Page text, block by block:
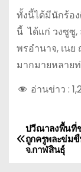
ทั้งนี้ได้มีนักร้อ
นี้ ได้แก่ วงซูซู,
พรอำนาจ, เน
มากมายหลาย
อ่านข่าว :
แ
น
ปวีณาลงพื้นที่
ถูกครูพละข่ม
จ.กาฬสินธุ์